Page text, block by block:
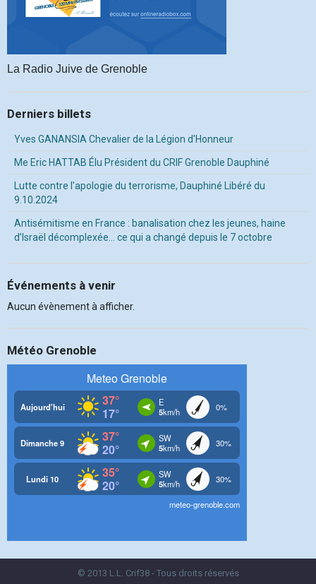
La Radio Juive de Grenoble
Derniers billets
Yves GANANSIA Chevalier de la Légion d'Honneur
Me Eric HATTAB Élu Président du CRIF Grenoble Dauphiné
Lutte contre l'apologie du terrorisme, Dauphiné Libéré du
9.10.2024
Antisémitisme en France : banalisation chez les jeunes, haine
d’Israël décomplexée… ce qui a changé depuis le 7 octobre
Événements à venir
Aucun évènement à afficher.
Météo Grenoble
© 2013 L.L. Crif38 - Tous droits réservés